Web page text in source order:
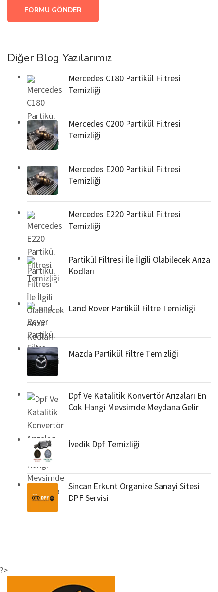
FORMU GÖNDER
Diğer Blog Yazılarımız
Mercedes C180 Partikül Filtresi
Temizliği
Mercedes C200 Partikül Filtresi
Temizliği
Mercedes E200 Partikül Filtresi
Temizliği
Mercedes E220 Partikül Filtresi
Temizliği
Partikül Filtresi İle İlgili Olabilecek Arıza
Kodları
Land Rover Partikül Filtre Temizliği
Mazda Partikül Filtre Temizliği
Dpf Ve Katalitik Konvertör Arızaları En
Cok Hangi Mevsimde Meydana Gelir
İvedik Dpf Temizliği
Sincan Erkunt Organize Sanayi Sitesi
DPF Servisi
?>